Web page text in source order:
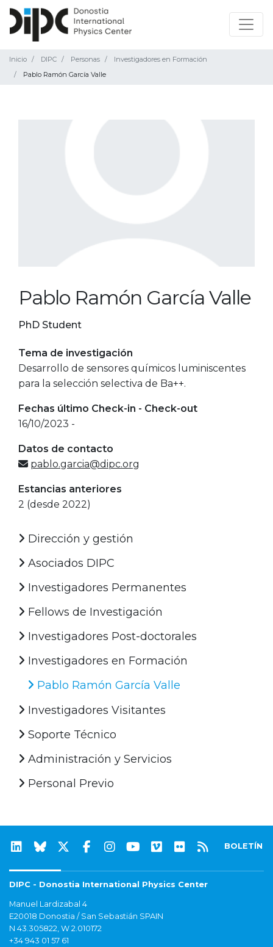
Inicio DIPC Personas
Investigadores en Formación
Pablo Ramón García Valle
Pablo Ramón García Valle
PhD Student
Tema de investigación
Desarrollo de sensores químicos luminiscentes
para la selección selectiva de Ba++.
Fechas último Check-in - Check-out
16/10/2023 -
Datos de contacto
pablo.garcia@dipc.org
Estancias anteriores
2 (desde 2022)
Dirección y gestión
Asociados DIPC
Investigadores Permanentes
Fellows de Investigación
Investigadores Post-doctorales
Investigadores en Formación
Pablo Ramón García Valle
Investigadores Visitantes
Soporte Técnico
Administración y Servicios
Personal Previo
BOLETÍN
DIPC - Donostia International Physics Center
Manuel Lardizabal 4
E20018 Donostia / San Sebastián SPAIN
N 43.305822, W 2.010172
+34 943 01 57 61